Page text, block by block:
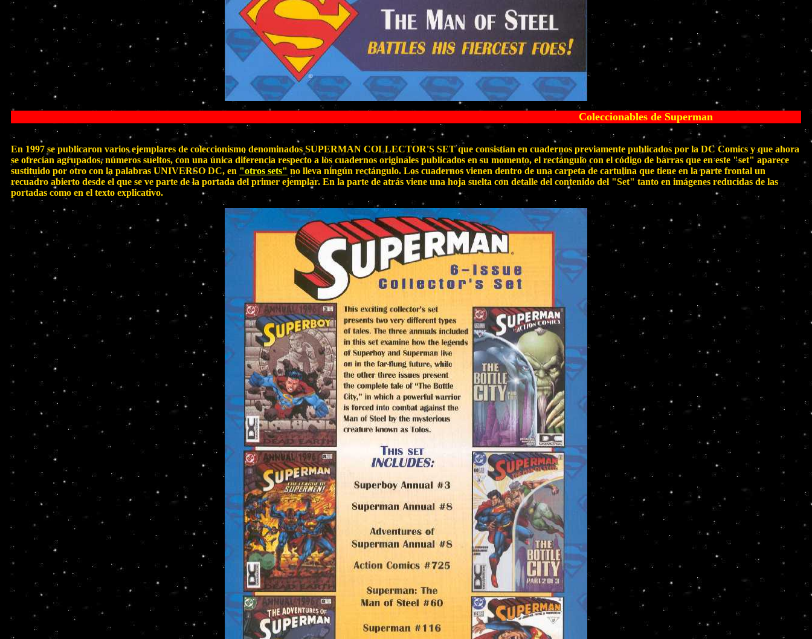
Coleccionables de Superman
En 1997 se publicaron varios ejemplares de coleccionismo denominados SUPERMAN COLLECTOR'S SET que consistían en cuadernos previamente publicados por la DC Comics y que ahora
se ofrecían agrupados, números sueltos, con una única diferencia respecto a los cuadernos originales publicados en su momento, el rectángulo con el código de barras que en este "set" aparece
sustituido por otro con la palabras UNIVERSO DC, en "otros sets" no lleva ningún rectángulo. Los cuadernos vienen dentro de una carpeta de cartulina que tiene en la parte frontal un
recuadro abierto desde el que se ve parte de la portada del primer ejemplar. En la parte de atrás viene una hoja suelta con detalle del contenido del "Set" tanto en imágenes reducidas de las
portadas como en el texto explicativo.